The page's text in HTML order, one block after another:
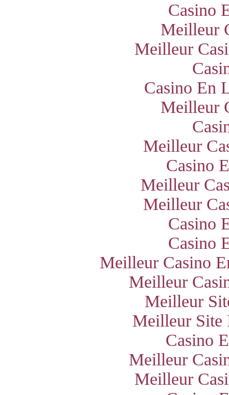
Casino
Meilleur
Meilleur
Casino En
Meilleur
Meilleur
Casino
Meilleur
Meilleur
Casino
Casino
Meilleur Casino
Meilleur
Meilleur
Meilleur Site
Casino
Meilleur
Meilleur